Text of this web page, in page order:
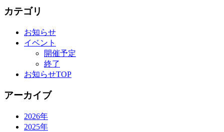
カテゴリ
お知らせ
イベント
開催予定
終了
お知らせTOP
アーカイブ
2026年
2025年